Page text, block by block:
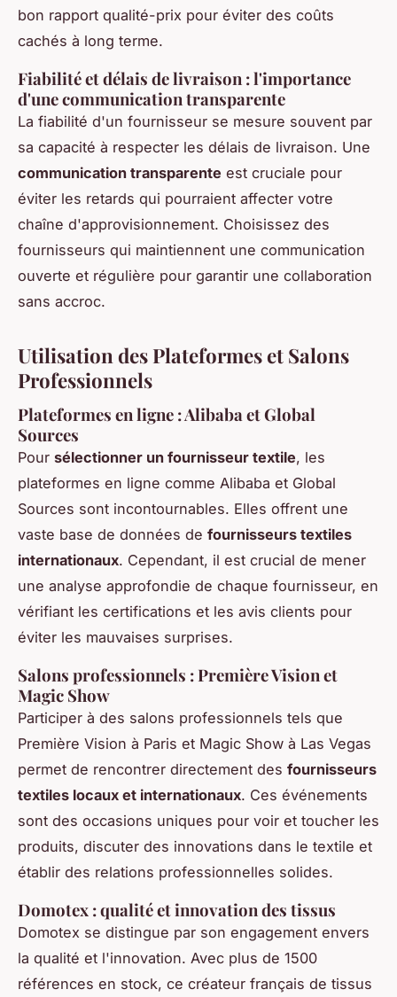
bon rapport qualité-prix pour éviter des coûts
cachés à long terme.
Fiabilité et délais de livraison : l'importance
d'une communication transparente
La fiabilité d'un fournisseur se mesure souvent par
sa capacité à respecter les délais de livraison. Une
communication transparente est cruciale pour
éviter les retards qui pourraient affecter votre
chaîne d'approvisionnement. Choisissez des
fournisseurs qui maintiennent une communication
ouverte et régulière pour garantir une collaboration
sans accroc.
Utilisation des Plateformes et Salons
Professionnels
Plateformes en ligne : Alibaba et Global
Sources
Pour sélectionner un fournisseur textile, les
plateformes en ligne comme Alibaba et Global
Sources sont incontournables. Elles offrent une
vaste base de données de fournisseurs textiles
internationaux. Cependant, il est crucial de mener
une analyse approfondie de chaque fournisseur, en
vérifiant les certifications et les avis clients pour
éviter les mauvaises surprises.
Salons professionnels : Première Vision et
Magic Show
Participer à des salons professionnels tels que
Première Vision à Paris et Magic Show à Las Vegas
permet de rencontrer directement des fournisseurs
textiles locaux et internationaux. Ces événements
sont des occasions uniques pour voir et toucher les
produits, discuter des innovations dans le textile et
établir des relations professionnelles solides.
Domotex : qualité et innovation des tissus
Domotex se distingue par son engagement envers
la qualité et l'innovation. Avec plus de 1500
références en stock, ce créateur français de tissus